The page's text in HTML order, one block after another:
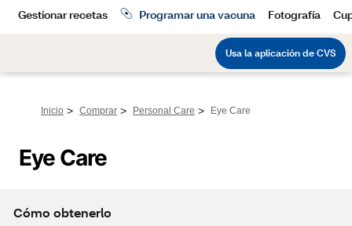
Inicio > Comprar > Personal Care > Eye Care
Eye Care
Cómo obtenerlo